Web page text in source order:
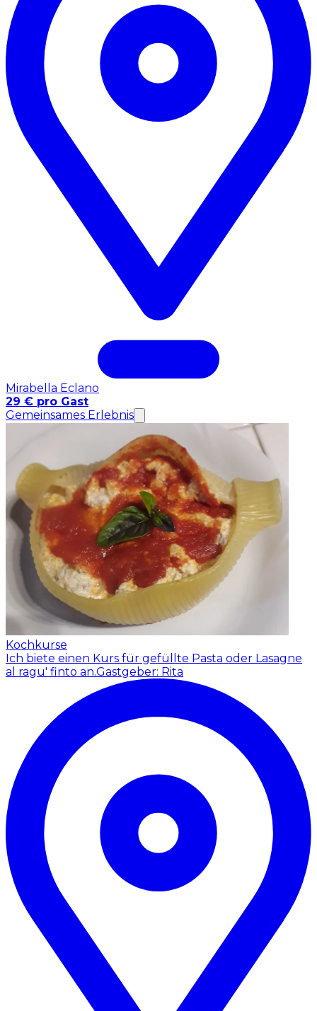
Mirabella Eclano
29 € pro Gast
Gemeinsames Erlebnis
Kochkurse
Ich biete einen Kurs für gefüllte Pasta oder Lasagne
al ragu' finto an.Gastgeber: Rita